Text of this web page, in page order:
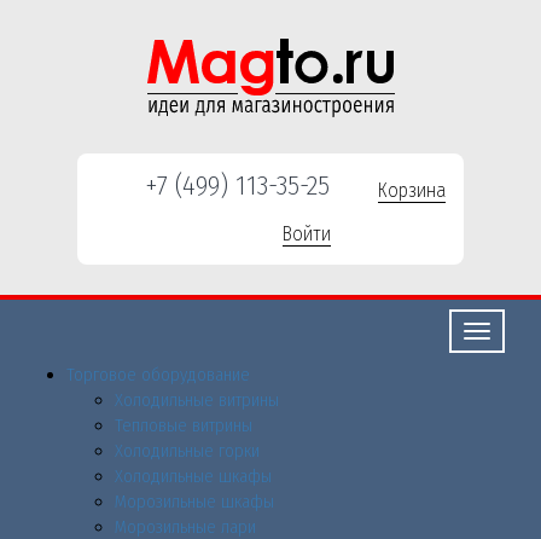
+7 (499) 113-35-25
Корзина
Войти
Свернуть/
Торговое оборудованиe
Холодильные витрины
Тепловые витрины
Холодильные горки
Холодильные шкафы
Морозильные шкафы
Морозильные лари